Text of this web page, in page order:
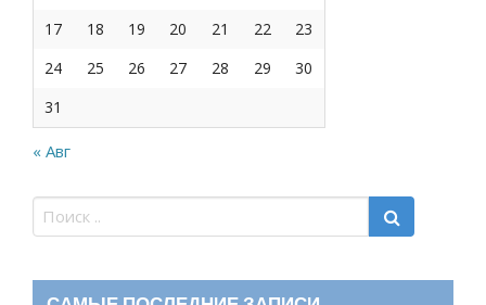
17
18 19 20 21 22
23
24
25 26 27 28 29
30
31
« Авг